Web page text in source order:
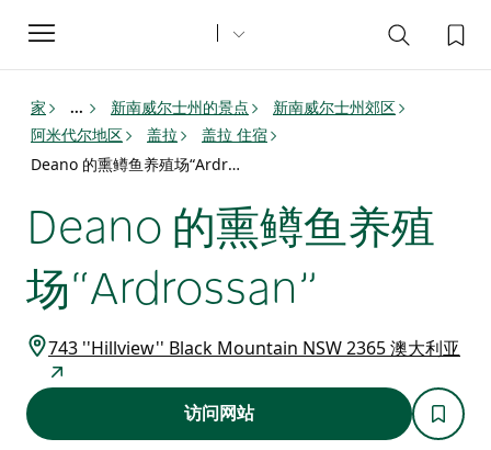
Toggle
navigation
家 ... 新南威尔士州的景点
新南威尔士州郊区
阿米代尔地区
盖拉
盖拉 住宿
Deano 的熏鳟鱼养殖场“Ardrossan”
Deano 的熏鳟鱼养殖
场“Ardrossan”
743 ''Hillview'' Black Mountain NSW 2365 澳大利亚
访问网站